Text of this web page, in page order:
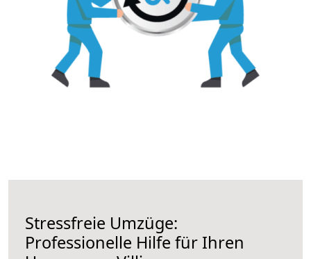
Stressfreie Umzüge:
Professionelle Hilfe für Ihren